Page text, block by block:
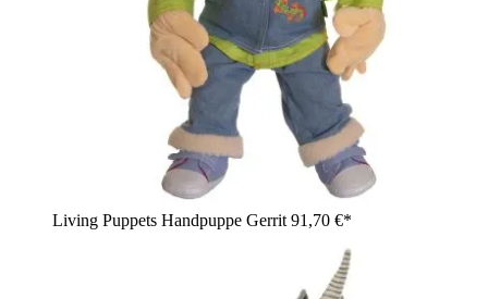
Living Puppets Handpuppe Gerrit 91,70 €*